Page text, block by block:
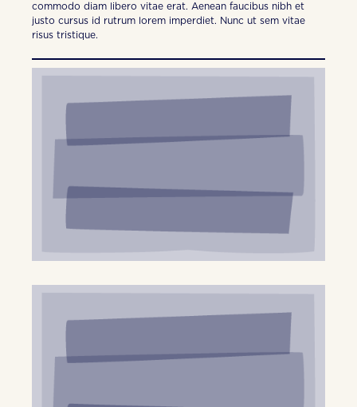
commodo diam libero vitae erat. Aenean faucibus nibh et
justo cursus id rutrum lorem imperdiet. Nunc ut sem vitae
risus tristique.